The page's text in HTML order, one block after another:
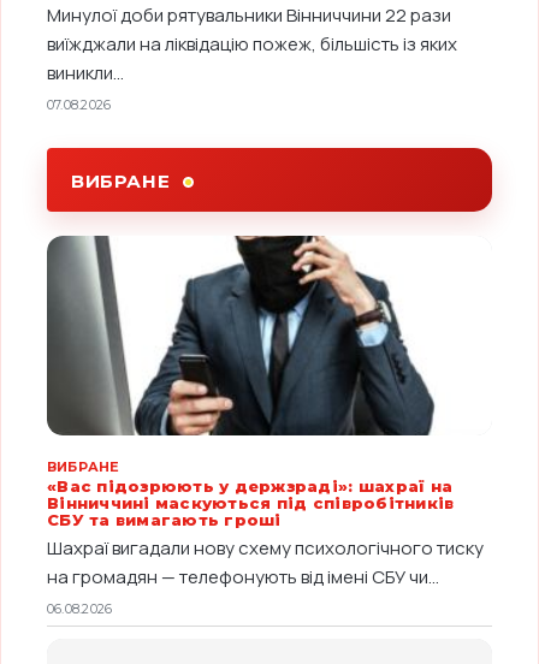
Минулої доби рятувальники Вінниччини 22 рази
виїжджали на ліквідацію пожеж, більшість із яких
виникли...
07.08.2026
ВИБРАНЕ
ВИБРАНЕ
«Вас підозрюють у держзраді»: шахраї на
Вінниччині маскуються під співробітників
СБУ та вимагають гроші
Шахраї вигадали нову схему психологічного тиску
на громадян — телефонують від імені СБУ чи...
06.08.2026